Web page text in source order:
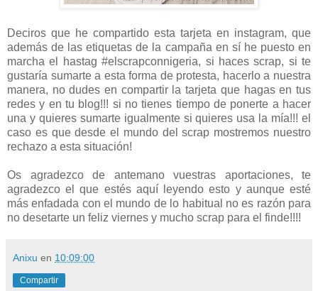
Deciros que he compartido esta tarjeta en instagram, que
además de las etiquetas de la campaña en sí he puesto en
marcha el hastag #elscrapconnigeria, si haces scrap, si te
gustaría sumarte a esta forma de protesta, hacerlo a nuestra
manera, no dudes en compartir la tarjeta que hagas en tus
redes y en tu blog!!! si no tienes tiempo de ponerte a hacer
una y quieres sumarte igualmente si quieres usa la mía!!! el
caso es que desde el mundo del scrap mostremos nuestro
rechazo a esta situación!
Os agradezco de antemano vuestras aportaciones, te
agradezco el que estés aquí leyendo esto y aunque esté
más enfadada con el mundo de lo habitual no es razón para
no desetarte un feliz viernes y mucho scrap para el finde!!!!
Anixu en 10:09:00
Compartir